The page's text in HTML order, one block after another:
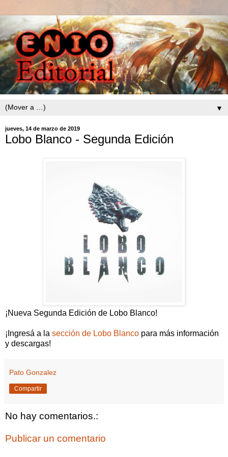
▼
jueves, 14 de marzo de 2019
Lobo Blanco - Segunda Edición
¡Nueva Segunda Edición de Lobo Blanco!
¡Ingresá a la sección de Lobo Blanco para más información
y descargas!
Pato Gonzalez
Compartir
No hay comentarios.:
Publicar un comentario